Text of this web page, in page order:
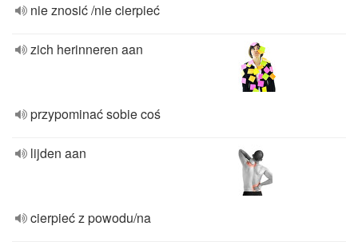
nie znosić /nie cierpieć
zich herinneren aan
przypominać sobie coś
lijden aan
cierpieć z powodu/na